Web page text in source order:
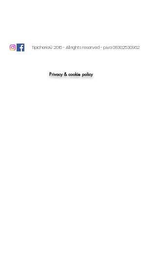
Tipicheria© 2016 - All rights reserved - p.iva08302530962
Privacy & cookie policy